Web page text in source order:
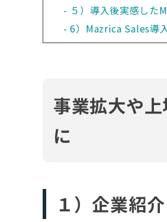
５）導入後実感した
6）Mazrica Sales導
事業拡大や
に
１）企業紹介